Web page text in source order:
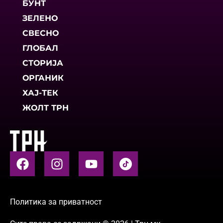
БУНТ
ЗЕЛЕНО
СВЕСНО
ГЛОБАЛ
СТОРИЈА
ОРГАНИК
ХАЈ-ТЕК
ЖОЛТ ТРН
Политика за приватност